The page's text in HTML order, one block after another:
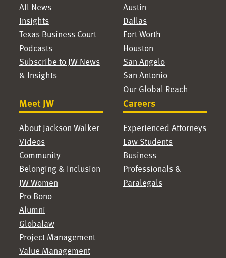
All News
Insights
Texas Business Court
Podcasts
Subscribe to JW News
& Insights
Austin
Dallas
Fort Worth
Houston
San Angelo
San Antonio
Our Global Reach
Meet JW
About Jackson Walker
Videos
Community
Belonging & Inclusion
JW Women
Pro Bono
Alumni
Globalaw
Project Management
Value Management
Careers
Experienced Attorneys
Law Students
Business
Professionals &
Paralegals